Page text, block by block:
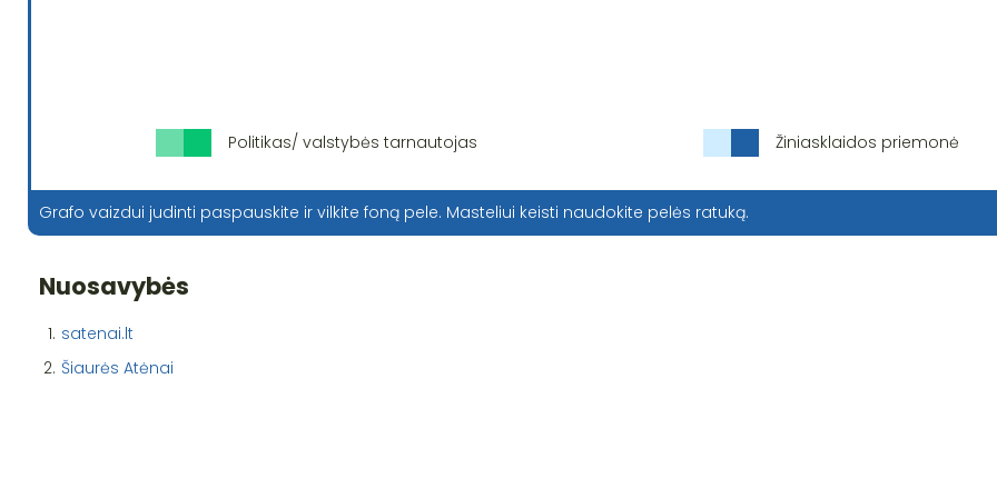
Politikas/ valstybės tarnautojas Žiniasklaidos priemonė
Grafo vaizdui judinti paspauskite ir vilkite foną pele. Masteliui keisti naudokite pelės ratuką.
Nuosavybės
1. satenai.lt
2. Šiaurės Atėnai